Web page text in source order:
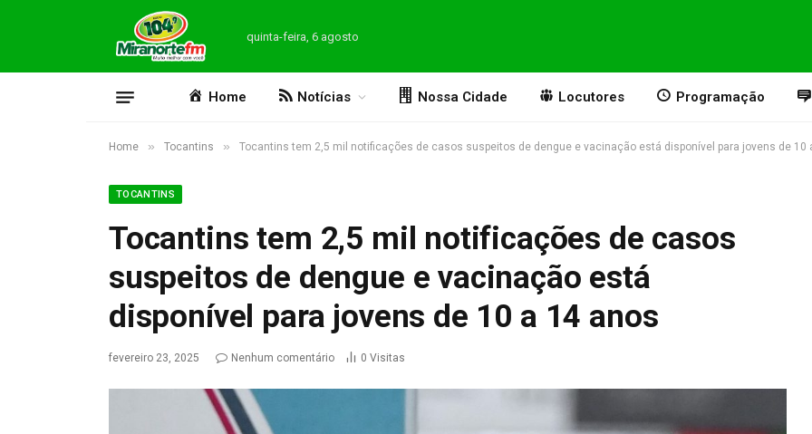
quinta-feira, 6 agosto
Home Notícias Nossa Cidade Locutores Programação
Home » Tocantins » Tocantins tem 2,5 mil notificações de casos suspeitos de dengue e vacinação está disponível para jovens de 10
TOCANTINS
Tocantins tem 2,5 mil notificações de casos
suspeitos de dengue e vacinação está
disponível para jovens de 10 a 14 anos
fevereiro 23, 2025 Nenhum comentário 0 Visitas